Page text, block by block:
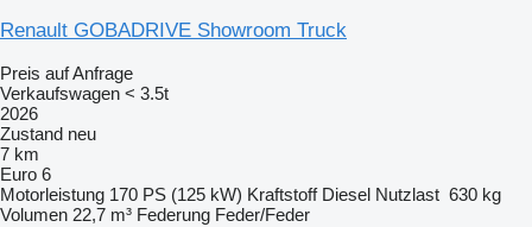
Renault GOBADRIVE Showroom Truck
Preis auf Anfrage
Verkaufswagen < 3.5t
2026
Zustand neu
7 km
Euro 6
Motorleistung 170 PS (125 kW) Kraftstoff Diesel Nutzlast 630 kg
Volumen 22,7 m³ Federung Feder/Feder